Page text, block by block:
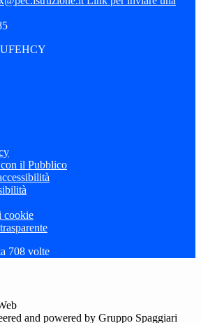
il Pubblico
cookie
708 volte
and powered by Gruppo Spaggiari